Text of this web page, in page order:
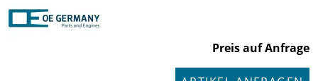
Preis auf Anfrage